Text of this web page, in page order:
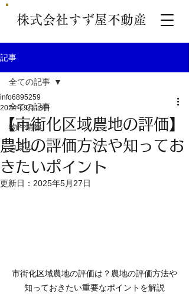
株式会社すず屋不動産
記事
全ての記事
物件情報
コラム
全ての記事
【市街化区域農地の評価】
農地の評価方法や知ってお
きたいポイント
info6895259
2024年9月18日
更新日： 2025年5月27日
市街化区域農地の評価は？農地の評価方法や
知っておきたい重要なポイントを解説